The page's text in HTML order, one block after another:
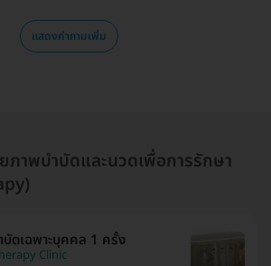
แสดงคำถามเพิ่ม
ภาพบำบัดและนวดเพื่อการรักษา
ดเฉพาะบุคคล 1 ครั้ง
Clinic